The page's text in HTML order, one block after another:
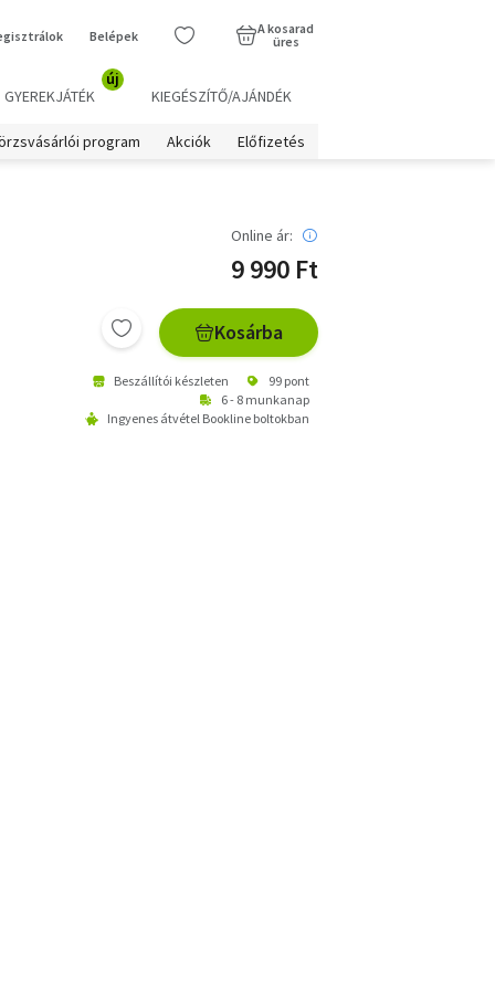
Belépek
A kosarad
üres
GYEREKJÁTÉK
új
KIEGÉSZÍTŐ/AJÁNDÉK
program Akciók Előfizetés
Online ár:
9 990 Ft
Kosárba
Beszállítói készleten
99 pont
6 - 8 munkanap
Ingyenes átvétel Bookline boltokban